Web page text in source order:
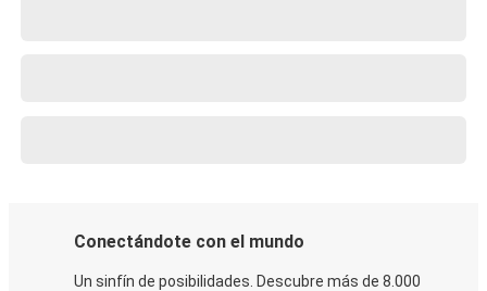
Conectándote con el mundo
Un sinfín de posibilidades. Descubre más de 8.000